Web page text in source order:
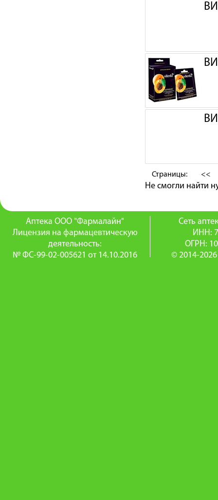
Страницы: <<
Не смогли найти
Аптека ООО "Фармалайн"
Лицензия на фармацевтическую
деятельность:
№ ФС-99-02-005621 от 14.10.2016
Сеть
ИНН:
ОГРН:
© 2014-